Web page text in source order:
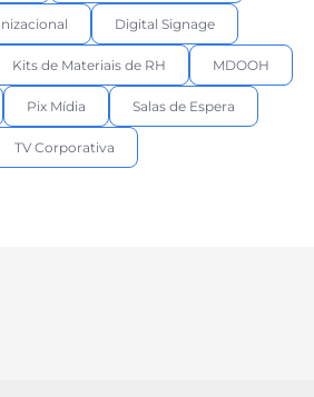
Digital Signage
Kits de Materiais de RH MDOOH
Pix Mídia Salas de Espera
TV Corporativa